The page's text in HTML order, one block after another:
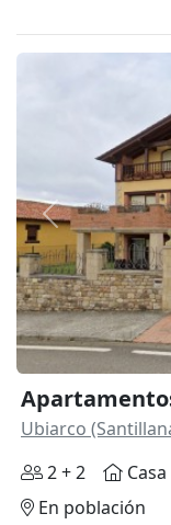
Anterior
Ubiarco
2 + 2
En población